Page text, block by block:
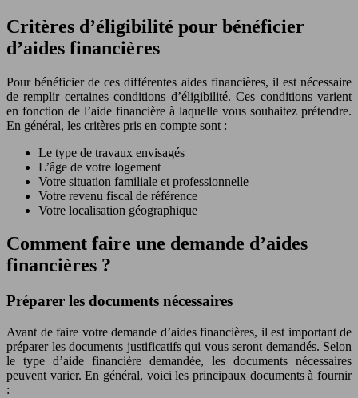
Critères d’éligibilité pour bénéficier
d’aides financières
Pour bénéficier de ces différentes aides financières, il est nécessaire
de remplir certaines conditions d’éligibilité. Ces conditions varient
en fonction de l’aide financière à laquelle vous souhaitez prétendre.
En général, les critères pris en compte sont :
Le type de travaux envisagés
L’âge de votre logement
Votre situation familiale et professionnelle
Votre revenu fiscal de référence
Votre localisation géographique
Comment faire une demande d’aides
financières ?
Préparer les documents nécessaires
Avant de faire votre demande d’aides financières, il est important de
préparer les documents justificatifs qui vous seront demandés. Selon
le type d’aide financière demandée, les documents nécessaires
peuvent varier. En général, voici les principaux documents à fournir
: